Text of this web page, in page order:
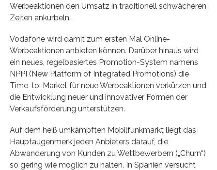
Werbeaktionen den Umsatz in traditionell schwächeren
Zeiten ankurbeln.
Vodafone wird damit zum ersten Mal Online-
Werbeaktionen anbieten können. Darüber hinaus wird
ein neues, regelbasiertes Promotion-System namens
NPPI (New Platform of Integrated Promotions) die
Time-to-Market für neue Werbeaktionen verkürzen und
die Entwicklung neuer und innovativer Formen der
Verkaufsförderung unterstützen.
Auf dem heiß umkämpften Mobilfunkmarkt liegt das
Hauptaugenmerk jeden Anbieters darauf, die
Abwanderung von Kunden zu Wettbewerbern („Churn“)
so gering wie möglich zu halten. In Spanien versucht